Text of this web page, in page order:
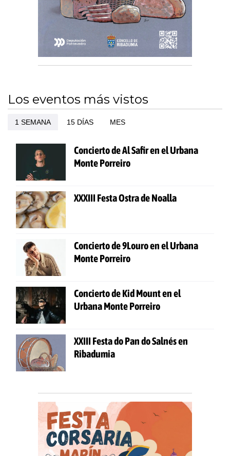
Los eventos más vistos
1 SEMANA 15 DÍAS MES
Concierto de Al Safir en el Urbana
Monte Porreiro
XXXIII Festa Ostra de Noalla
Concierto de 9Louro en el Urbana
Monte Porreiro
Concierto de Kid Mount en el
Urbana Monte Porreiro
XXIII Festa do Pan do Salnés en
Ribadumia